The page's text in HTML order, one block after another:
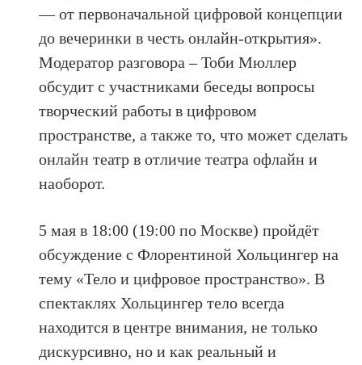
— от первоначальной цифровой концепции
до вечеринки в честь онлайн-открытия».
Модератор разговора – Тоби Мюллер
обсудит с участниками беседы вопросы
творческий работы в цифровом
пространстве, а также то, что может сделать
онлайн театр в отличие театра офлайн и
наоборот.
5 мая в 18:00 (19:00 по Москве) пройдёт
обсуждение с Флорентиной Хольцингер на
тему «Тело и цифровое пространство». В
спектаклях Хольцингер тело всегда
находится в центре внимания, не только
дискурсивно, но и как реальный и